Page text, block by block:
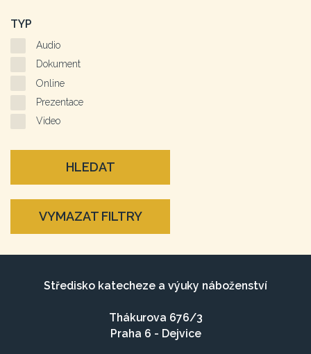
TYP
Audio
Dokument
Online
Prezentace
Video
HLEDAT
VYMAZAT FILTRY
Středisko katecheze a výuky náboženství
Thákurova 676/3
Praha 6 - Dejvice